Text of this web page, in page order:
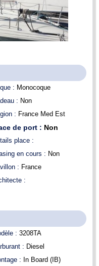
: Monocoque
: Non
: France Med Est
de port : Non
place :
en cours : Non
: France
:
: 3208TA
: Diesel
: In Board (IB)